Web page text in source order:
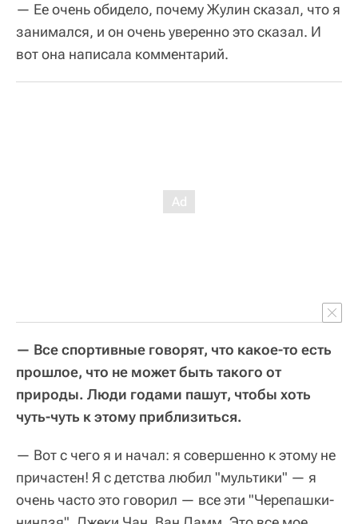
— Ее очень обидело, почему Жулин сказал, что я
занимался, и он очень уверенно это сказал. И
вот она написала комментарий.
— Все спортивные говорят, что какое-то есть
прошлое, что не может быть такого от
природы. Люди годами пашут, чтобы хоть
чуть-чуть к этому приблизиться.
— Вот с чего я и начал: я совершенно к этому не
причастен! Я с детства любил "мультики" — я
очень часто это говорил — все эти "Черепашки-